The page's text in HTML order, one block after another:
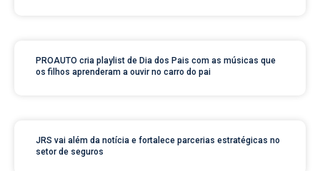
PROAUTO cria playlist de Dia dos Pais com as músicas que
os filhos aprenderam a ouvir no carro do pai
JRS vai além da notícia e fortalece parcerias estratégicas no
setor de seguros